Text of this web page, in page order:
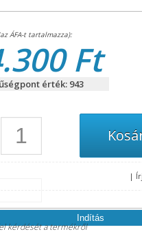
címét, melyre küldünk Önnek
adni a fiókja új jelszavát.
Indítás
Ft
érték: 943
|
kérdését a termékről